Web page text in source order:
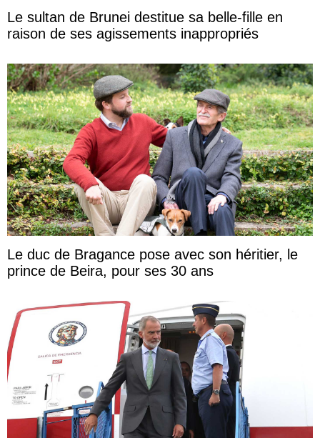
Le sultan de Brunei destitue sa belle-fille en
raison de ses agissements inappropriés
Le duc de Bragance pose avec son héritier, le
prince de Beira, pour ses 30 ans